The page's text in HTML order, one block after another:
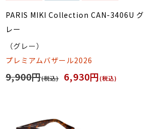
PARIS MIKI Collection CAN-3406U グ
レー
（グレー）
プレミアムバザール2026
9,900円(税込) 6,930円(税込)